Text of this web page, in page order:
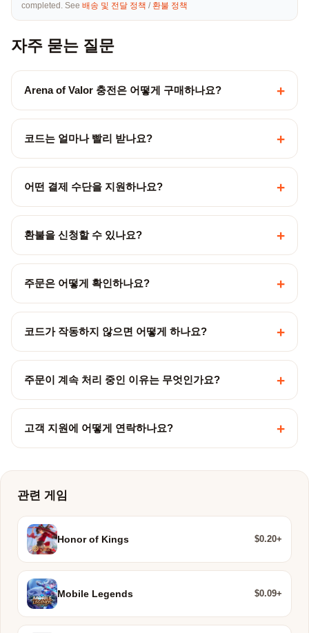
completed. See 배송 및 전달 정책 / 환불 정책
자주 묻는 질문
Arena of Valor 충전은 어떻게 구매하나요? +
코드는 얼마나 빨리 받나요? +
어떤 결제 수단을 지원하나요? +
환불을 신청할 수 있나요? +
주문은 어떻게 확인하나요? +
코드가 작동하지 않으면 어떻게 하나요? +
주문이 계속 처리 중인 이유는 무엇인가요? +
고객 지원에 어떻게 연락하나요? +
관련 게임
Honor of Kings $0.20+
Mobile Legends $0.09+